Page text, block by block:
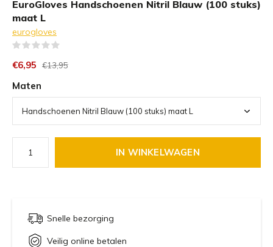
EuroGloves Handschoenen Nitril Blauw (100 stuks)
maat L
eurogloves
€6,95 €13,95
Maten
IN WINKELWAGEN
Snelle bezorging
Veilig online betalen